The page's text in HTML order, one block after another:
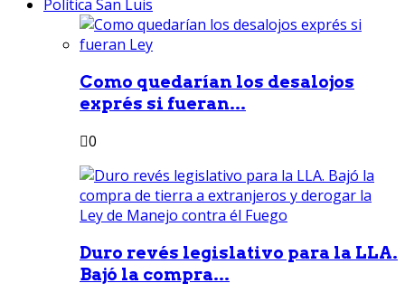
Política San Luis
Como quedarían los desalojos
exprés si fueran...
0
Duro revés legislativo para la LLA.
Bajó la compra...